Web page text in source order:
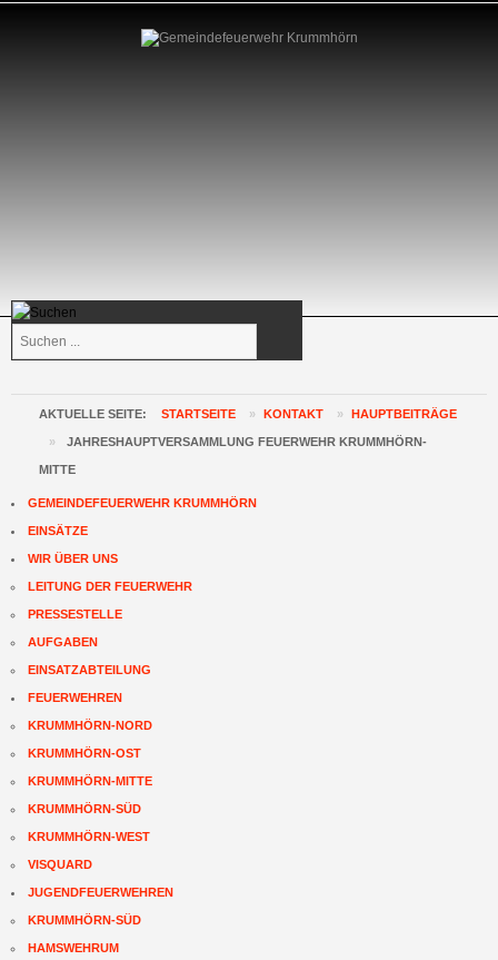
AKTUELLE SEITE: STARTSEITE » KONTAKT » HAUPTBEITRÄGE
» JAHRESHAUPTVERSAMMLUNG FEUERWEHR KRUMMHÖRN-
MITTE
GEMEINDEFEUERWEHR KRUMMHÖRN
EINSÄTZE
WIR ÜBER UNS
LEITUNG DER FEUERWEHR
PRESSESTELLE
AUFGABEN
EINSATZABTEILUNG
FEUERWEHREN
KRUMMHÖRN-NORD
KRUMMHÖRN-OST
KRUMMHÖRN-MITTE
KRUMMHÖRN-SÜD
KRUMMHÖRN-WEST
VISQUARD
JUGENDFEUERWEHREN
KRUMMHÖRN-SÜD
HAMSWEHRUM